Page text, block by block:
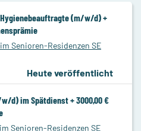
(m/w/d) +
Senioren-Residenzen SE
Heute veröffentlicht
d) im Spätdienst + 3000,00 €
Senioren-Residenzen SE